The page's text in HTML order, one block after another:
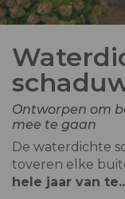
Ontworpen om
mee te gaan
De waterdichte
toveren elke
hele jaar van